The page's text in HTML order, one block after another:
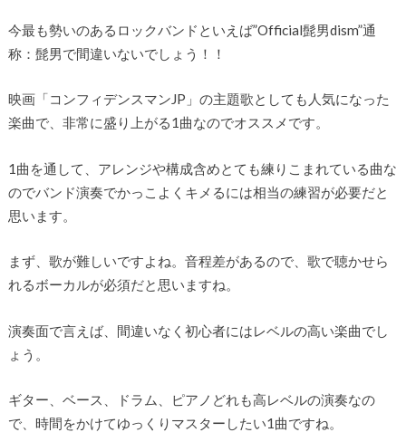
今最も勢いのあるロックバンドといえば”Official髭男dism”通
称：髭男で間違いないでしょう！！
映画「コンフィデンスマンJP」の主題歌としても人気になった
楽曲で、非常に盛り上がる1曲なのでオススメです。
1曲を通して、アレンジや構成含めとても練りこまれている曲な
のでバンド演奏でかっこよくキメるには相当の練習が必要だと
思います。
まず、歌が難しいですよね。音程差があるので、歌で聴かせら
れるボーカルが必須だと思いますね。
演奏面で言えば、間違いなく初心者にはレベルの高い楽曲でし
ょう。
ギター、ベース、ドラム、ピアノどれも高レベルの演奏なの
で、時間をかけてゆっくりマスターしたい1曲ですね。